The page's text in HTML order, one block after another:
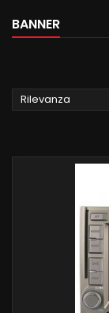
BANNER
Rilevanza